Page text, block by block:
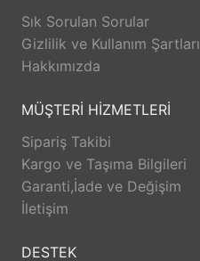
Sık Sorulan Sorular
Gizlilik ve Kullanım Şartları
Hakkımızda
MÜŞTERİ HİZMETLERİ
Sipariş Takibi
Kargo ve Taşıma Bilgileri
Garanti,İade ve Değişim
İletişim
DESTEK